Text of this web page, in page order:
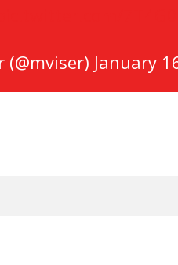
January